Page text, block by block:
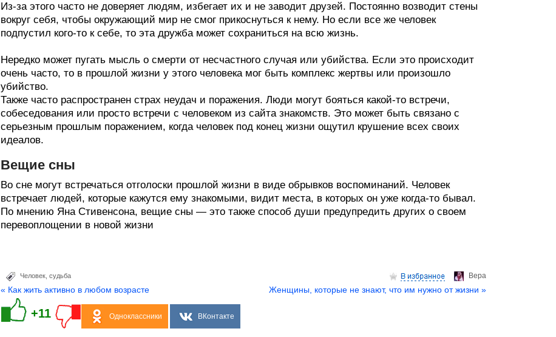
Из-за этого часто не доверяет людям, избегает их и не заводит друзей. Постоянно возводит стены
вокруг себя, чтобы окружающий мир не смог прикоснуться к нему. Но если все же человек
подпустил кого-то к себе, то эта дружба может сохраниться на всю жизнь.
Нередко может пугать мысль о смерти от несчастного случая или убийства. Если это происходит
очень часто, то в прошлой жизни у этого человека мог быть комплекс жертвы или произошло
убийство.
Также часто распространен страх неудач и поражения. Люди могут бояться какой-то встречи,
собеседования или просто встречи с человеком из сайта знакомств. Это может быть связано с
серьезным прошлым поражением, когда человек под конец жизни ощутил крушение всех своих
идеалов.
Вещие сны
Во сне могут встречаться отголоски прошлой жизни в виде обрывков воспоминаний. Человек
встречает людей, которые кажутся ему знакомыми, видит места, в которых он уже когда-то бывал.
По мнению Яна Стивенсона, вещие сны — это также способ души предупредить других о своем
перевоплощении в новой жизни
Верa
Человек судьба
« Как жить активно в любом возрасте Женщины, которые не знают, что им нужно от жизни »
+11 Одноклассники ВКонтакте